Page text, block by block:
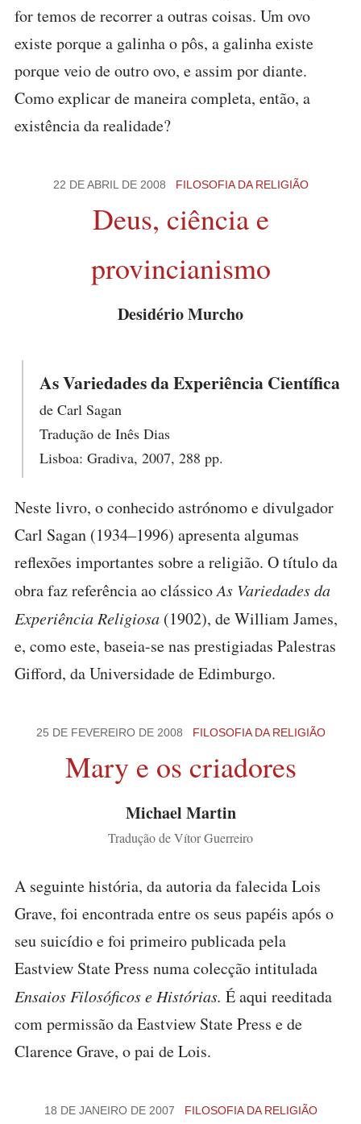
for temos de recorrer a outras coisas. Um ovo
existe porque a galinha o pôs, a galinha existe
porque veio de outro ovo, e assim por diante.
Como explicar de maneira completa, então, a
existência da realidade?
22 DE ABRIL DE 2008 FILOSOFIA DA RELIGIÃO
Deus, ciência e
provincianismo
Desidério Murcho
As Variedades da Experiência Científica
de Carl Sagan
Tradução de Inês Dias
Lisboa: Gradiva, 2007, 288 pp.
Neste livro, o conhecido astrónomo e divulgador
Carl Sagan (1934–1996) apresenta algumas
reflexões importantes sobre a religião. O título da
obra faz referência ao clássicoAs Variedades da
Experiência Religiosa (1902), de William James,
e, como este, baseia-se nas prestigiadas Palestras
Gifford, da Universidade de Edimburgo.
25 DE FEVEREIRO DE 2008 FILOSOFIA DA RELIGIÃO
Mary e os criadores
Michael Martin
Tradução de Vítor Guerreiro
A seguinte história, da autoria da falecida Lois
Grave, foi encontrada entre os seus papéis após o
seu suicídio e foi primeiro publicada pela
Eastview State Press numa colecção intitulada
Ensaios Filosóficos e Histórias. É aqui reeditada
com permissão da Eastview State Press e de
Clarence Grave, o pai de Lois.
18 DE JANEIRO DE 2007 FILOSOFIA DA RELIGIÃO